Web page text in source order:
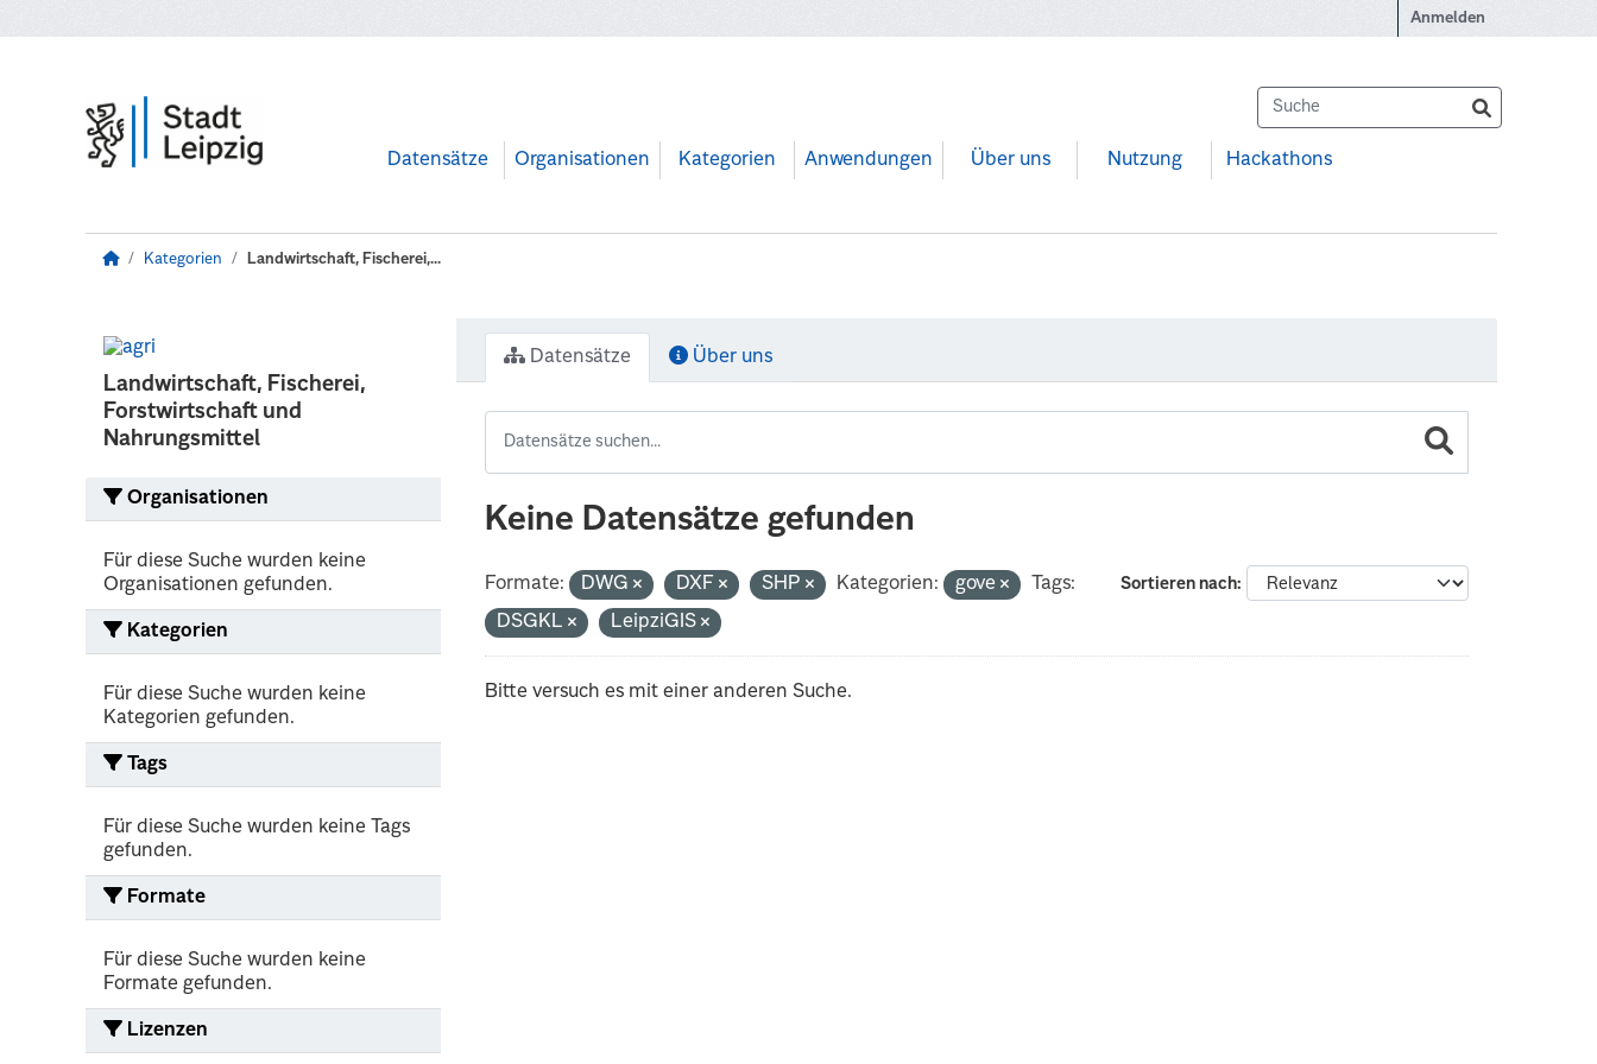
Anmelden
Datensätze Organisationen Kategorien Anwendungen Über uns Nutzung Hackathons
Kategorien Landwirtschaft, Fischerei,...
Landwirtschaft, Fischerei,
Forstwirtschaft und
Nahrungsmittel
Organisationen
Für diese Suche wurden keine
Organisationen gefunden.
Kategorien
Für diese Suche wurden keine
Kategorien gefunden.
Tags
Für diese Suche wurden keine Tags
gefunden.
Formate
Für diese Suche wurden keine
Formate gefunden.
Lizenzen
Datensätze Über uns
Keine Datensätze gefunden
Sortieren nach
Formate: DWG DXF SHP Kategorien: gove
Tags:
DSGKL
LeipziGIS
Bitte versuch es mit einer anderen Suche.